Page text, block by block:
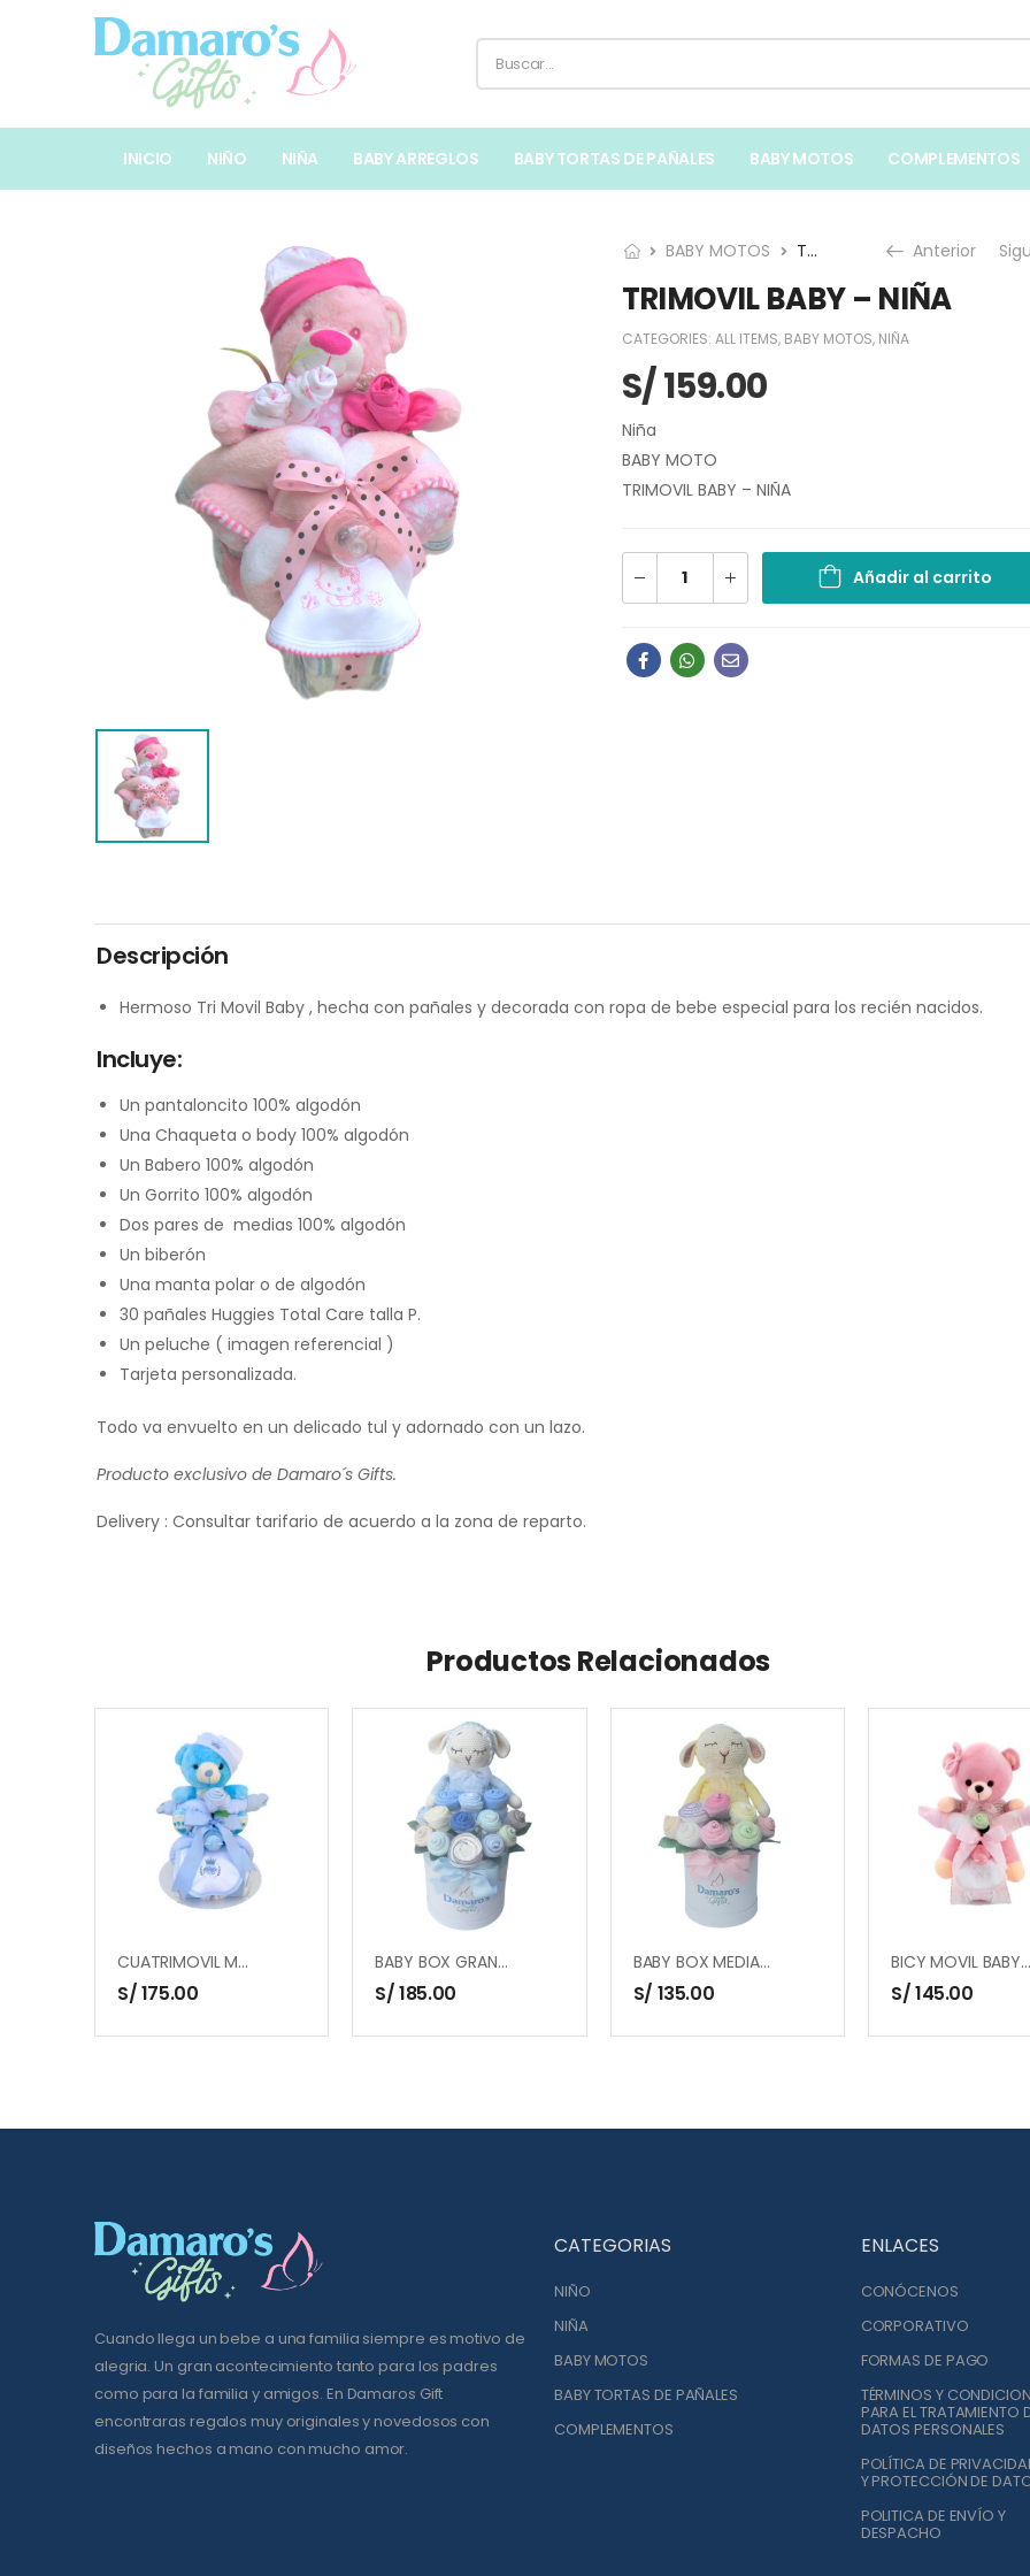
INICIO NIÑO NIÑA BABY ARREGLOS BABY TORTAS DE PAÑALES BABY MOTOS COMPLEMENTOS
BABY MOTOS TRIMOVIL BABY – NIÑA Anterior
TRIMOVIL BABY – NIÑA
CATEGORIES: ALL ITEMS, BABY MOTOS, NIÑA
S/159.00
Niña
BABY MOTO
TRIMOVIL BABY – NIÑA
Añadir al carrito
Descripción
Hermoso Tri Movil Baby , hecha con pañales y decorada con ropa de bebe especial para los recién nacidos.
Incluye:
Un pantaloncito 100% algodón
Una Chaqueta o body 100% algodón
Un Babero 100% algodón
Un Gorrito 100% algodón
Dos pares de medias 100% algodón
Un biberón
Una manta polar o de algodón
30 pañales Huggies Total Care talla P.
Un peluche ( imagen referencial )
Tarjeta personalizada.
Todo va envuelto en un delicado tul y adornado con un lazo.
Producto exclusivo de Damaro´s Gifts.
Delivery : Consultar tarifario de acuerdo a la zona de reparto.
Productos Relacionados
CUATRIMOVIL MOVIL BABY
S/175.00
BABY BOX GRANDE – CON MUÑECO DE APEGO OVEJITA
S/185.00
BABY BOX MEDIANO – CON MUÑECO DE APEGO OVEJITA
S/ 135.00
BICY MOVIL
S/145.00
Cuando llega un bebe a una familia siempre es motivo de
alegria. Un gran acontecimiento tanto para los padres
como para la familia y amigos. En Damaros Gift
encontraras regalos muy originales y novedosos con
diseños hechos a mano con mucho amor.
CATEGORIAS
NIÑO
NIÑA
BABY MOTOS
BABY TORTAS DE PAÑALES
COMPLEMENTOS
ENLACES
CONÓCENOS
CORPORATIVO
FORMAS DE PAGO
TÉRMINOS Y
PARA EL TRATAMIENTO
DATOS PERSONALES
POLÍTICA DE
Y PROTECCIÓN DE
POLITICA DE ENVÍO Y
DESPACHO